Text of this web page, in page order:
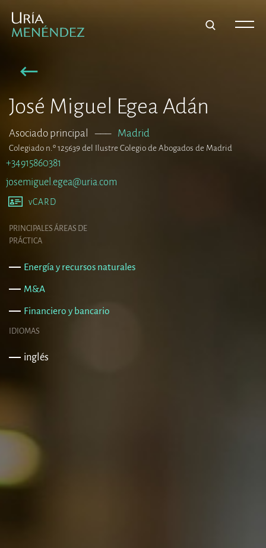
José Miguel Egea Adán
Asociado principal ––– Madrid
Colegiado n.º 125639 del Ilustre Colegio de Abogados de Madrid
+34915860381
josemiguel.egea@uria.com
vCARD
PRINCIPALES ÁREAS DE
PRÁCTICA
Energía y recursos naturales
M&A
Financiero y bancario
IDIOMAS
inglés